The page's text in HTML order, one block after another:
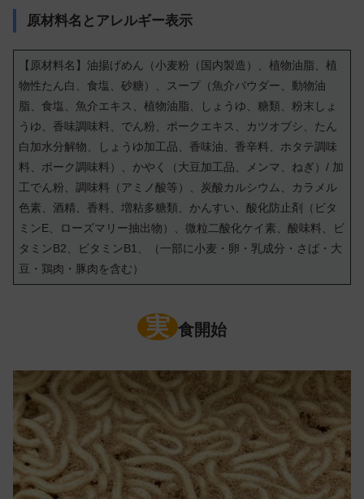
原材料名とアレルギー表示
【原材料名】油揚げめん（小麦粉（国内製造）、植物油脂、植
物性たん白、食塩、砂糖）、スープ（魚介パウダー、動物油
脂、食塩、魚介エキス、植物油脂、しょうゆ、糖類、粉末しょ
うゆ、香味調味料、でん粉、ポークエキス、カツオブシ、たん
白加水分解物、しょうゆ加工品、香味油、香辛料、ホタテ調味
料、ポーク調味料）、かやく（大豆加工品、メンマ、ねぎ）/ 加
工でん粉、調味料（アミノ酸等）、炭酸カルシウム、カラメル
色素、酒精、香料、増粘多糖類、かんすい、酸化防止剤（ビタ
ミンE、ローズマリー抽出物）、微粒二酸化ケイ素、酸味料、ビ
タミンB2、ビタミンB1、（一部に小麦・卵・乳成分・さば・大
豆・鶏肉・豚肉を含む）
実 食開始